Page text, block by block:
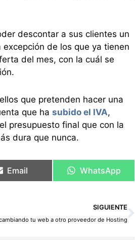
descontar a sus clientes un
de los que ya tienen
del mes, con la cuál se
que pretenden hacer una
que ha subido el IVA,
presupuesto final que con la
dura que nunca.
Email WhatsApp
SIGUIENTE
tu web a otro proveedor de Hosting